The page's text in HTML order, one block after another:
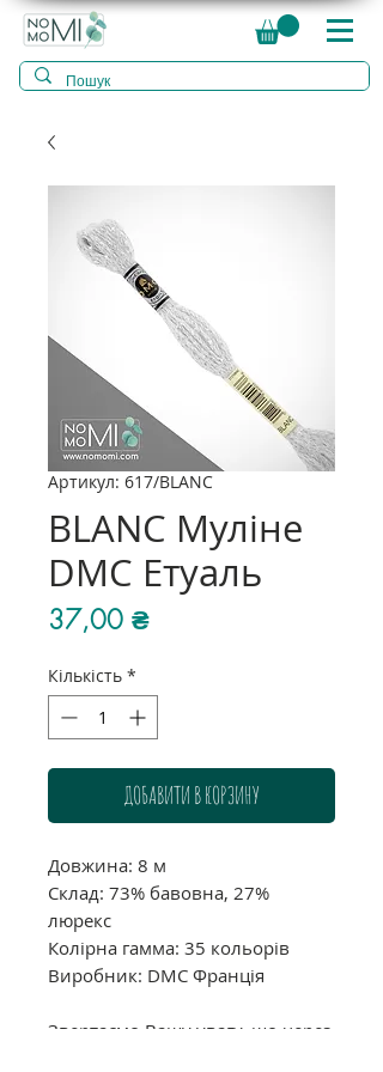
Артикул: 617/BLANC
BLANC Муліне
DMC Етуаль
37,00 ₴Ціна
Кількість *
ДОБАВИТИ В КОРЗИНУ
Довжина: 8 м
Склад: 73% бавовна, 27%
люрекс
Колірна гамма: 35 кольорів
Виробник: DMC Франція
Звертаємо Вашу увагу, що через